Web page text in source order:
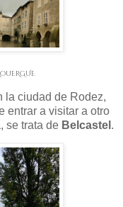
la ciudad de Rodez,
entrar a visitar a otro
se trata de Belcastel .